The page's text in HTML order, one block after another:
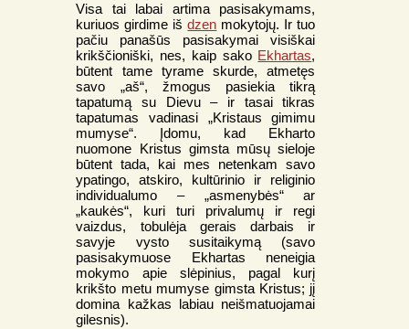
Visa tai labai artima pasisakymams,
kuriuos girdime išdzen mokytojų. Ir tuo
pačiu panašūs pasisakymai visiškai
krikščioniški, nes, kaip sako Ekhartas,
būtent tame tyrame skurde, atmetęs
savo „aš“, žmogus pasiekia tikrą
tapatumą su Dievu – ir tasai tikras
tapatumas vadinasi „Kristaus gimimu
mumyse“. Įdomu, kad Ekharto
nuomone Kristus gimsta mūsų sieloje
būtent tada, kai mes netenkam savo
ypatingo, atskiro, kultūrinio ir religinio
individualumo – „asmenybės“ ar
„kaukės“, kuri turi privalumų ir regi
vaizdus, tobulėja gerais darbais ir
savyje vysto susitaikymą (savo
pasisakymuose Ekhartas neneigia
mokymo apie slėpinius, pagal kurį
krikšto metu mumyse gimsta Kristus; jį
domina kažkas labiau neišmatuojamai
gilesnis).